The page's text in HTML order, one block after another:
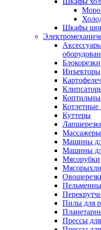
Шкафы
Блокорезки
Инъекторы
Котлетные
Куттеры
Массажеры
Машины
Машины
Мясорубки
Пилы для
Прессы